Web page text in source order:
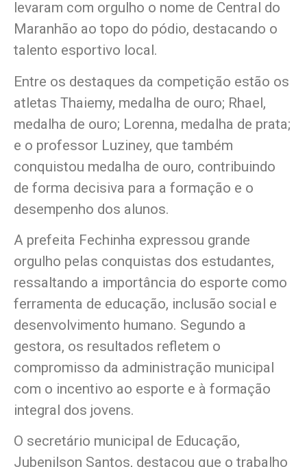
levaram com orgulho o nome de Central do
Maranhão ao topo do pódio, destacando o
talento esportivo local.
Entre os destaques da competição estão os
atletas Thaiemy, medalha de ouro; Rhael,
medalha de ouro; Lorenna, medalha de prata;
e o professor Luziney, que também
conquistou medalha de ouro, contribuindo
de forma decisiva para a formação e o
desempenho dos alunos.
A prefeita Fechinha expressou grande
orgulho pelas conquistas dos estudantes,
ressaltando a importância do esporte como
ferramenta de educação, inclusão social e
desenvolvimento humano. Segundo a
gestora, os resultados refletem o
compromisso da administração municipal
com o incentivo ao esporte e à formação
integral dos jovens.
O secretário municipal de Educação,
Jubenilson Santos, destacou que o trabalho